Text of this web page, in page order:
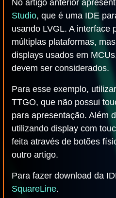
No artigo anterior
Studio, que é uma IDE
usando LVGL. A interface
múltiplas plataformas,
displays usados em
devem ser considerados.
Para esse exemplo,
TTGO, que não possui
para apresentação. Além
utilizando display com
feita através de botões
outro artigo.
Para fazer download da
SquareLine.